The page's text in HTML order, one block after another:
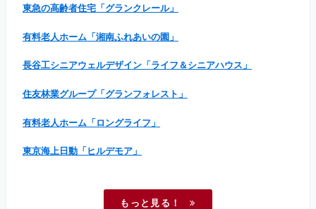
東急の高齢者住宅「グランクレール」
有料老人ホーム「湘南ふれあいの園」
長谷工シニアウェルデザイン「ライフ＆シニアハウス」
住友林業グループ「グランフォレスト」
有料老人ホーム「ロングライフ」
東京海上日動「ヒルデモア」
もっと見る！